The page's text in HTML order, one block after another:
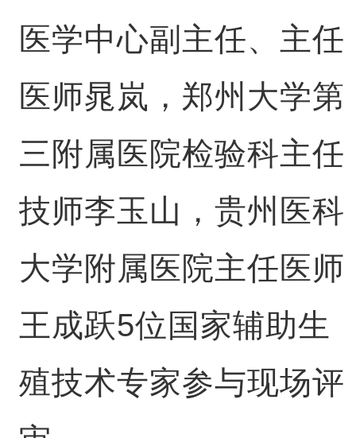
医学中心副主任、主任
医师晁岚，郑州大学第
三附属医院检验科主任
技师李玉山，贵州医科
大学附属医院主任医师
王成跃5位国家辅助生
殖技术专家参与现场评